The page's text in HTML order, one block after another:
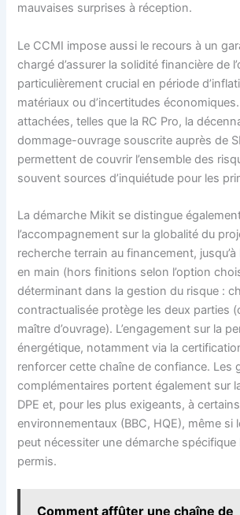
mauvaises surprises à réception.
Le CCMI impose aussi le recours à un
chargé d’assurer la solidité financière de
particulièrement crucial en période
matériaux ou d’incertitudes
attachées, telles que la RC Pro, la
dommage-ouvrage souscrite auprès de
permettent de couvrir l’ensemble des
souvent sources d’inquiétude pour les
La démarche Mikit se distingue
l’accompagnement sur la globalité du
recherche terrain au financement,
en main (hors finitions selon l’option
déterminant dans la gestion du risque :
contractualisée protège les deux parties
maître d’ouvrage). L’engagement sur la
énergétique, notamment via la
renforcer cette chaîne de confiance. Les
complémentaires portent également sur
DPE et, pour les plus exigeants, à
environnementaux (BBC, HQE), même si
peut nécessiter une démarche
permis.
Comment affûter une chaîne de